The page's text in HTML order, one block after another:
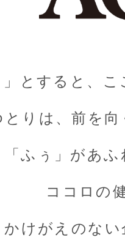
とすると、こ
りは、前を向
「ふぅ」があ
ココロの
かけがえのない